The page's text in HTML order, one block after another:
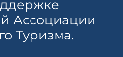
Ассоциации
Туризма.